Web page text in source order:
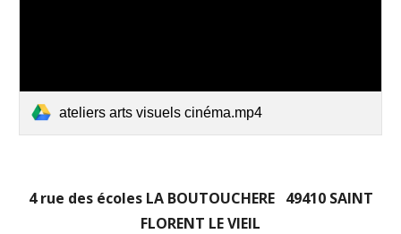
ateliers arts visuels cinéma.mp4
4 rue des écoles LA BOUTOUCHERE 49410 SAINT
FLORENT LE VIEIL